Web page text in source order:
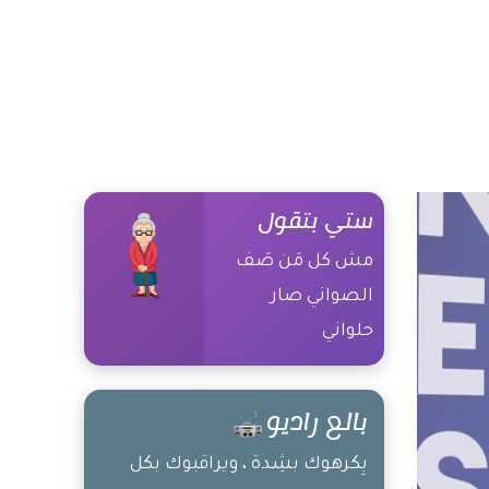
ستي بتقول
مش كل مَن صَف
الصواني صار
حلواني
بالع راديو
بِكرهوك بشِدة ، ويراقبوك بكل